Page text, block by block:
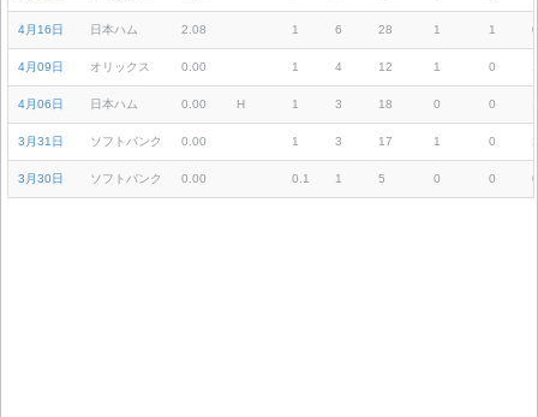
4月16日 日本ハム 2.08 1 6 28 1 1 0
4月09日 オリックス 0.00 1 4 12 1 0
4月06日 日本ハム 0.00 H 1 3 18 0 0
3月31日 ソフトバンク 0.00 1 3 17 1 0 2
3月30日 ソフトバンク 0.00 0.1 1 5 0 0 0